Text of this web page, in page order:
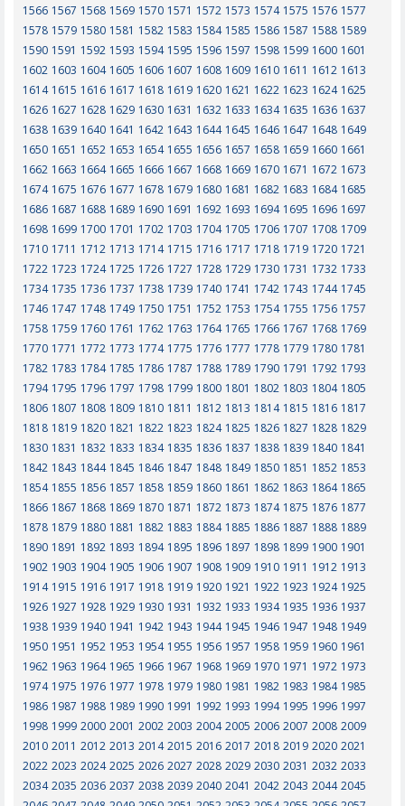
1566 1567 1568 1569 1570 1571 1572 1573 1574 1575 1576 1577
1578 1579 1580 1581 1582 1583 1584 1585 1586 1587 1588 1589
1590 1591 1592 1593 1594 1595 1596 1597 1598 1599 1600 1601
1602 1603 1604 1605 1606 1607 1608 1609 1610 1611 1612 1613
1614 1615 1616 1617 1618 1619 1620 1621 1622 1623 1624 1625
1626 1627 1628 1629 1630 1631 1632 1633 1634 1635 1636 1637
1638 1639 1640 1641 1642 1643 1644 1645 1646 1647 1648 1649
1650 1651 1652 1653 1654 1655 1656 1657 1658 1659 1660 1661
1662 1663 1664 1665 1666 1667 1668 1669 1670 1671 1672 1673
1674 1675 1676 1677 1678 1679 1680 1681 1682 1683 1684 1685
1686 1687 1688 1689 1690 1691 1692 1693 1694 1695 1696 1697
1698 1699 1700 1701 1702 1703 1704 1705 1706 1707 1708 1709
1710 1711 1712 1713 1714 1715 1716 1717 1718 1719 1720 1721
1722 1723 1724 1725 1726 1727 1728 1729 1730 1731 1732 1733
1734 1735 1736 1737 1738 1739 1740 1741 1742 1743 1744 1745
1746 1747 1748 1749 1750 1751 1752 1753 1754 1755 1756 1757
1758 1759 1760 1761 1762 1763 1764 1765 1766 1767 1768 1769
1770 1771 1772 1773 1774 1775 1776 1777 1778 1779 1780 1781
1782 1783 1784 1785 1786 1787 1788 1789 1790 1791 1792 1793
1794 1795 1796 1797 1798 1799 1800 1801 1802 1803 1804 1805
1806 1807 1808 1809 1810 1811 1812 1813 1814 1815 1816 1817
1818 1819 1820 1821 1822 1823 1824 1825 1826 1827 1828 1829
1830 1831 1832 1833 1834 1835 1836 1837 1838 1839 1840 1841
1842 1843 1844 1845 1846 1847 1848 1849 1850 1851 1852 1853
1854 1855 1856 1857 1858 1859 1860 1861 1862 1863 1864 1865
1866 1867 1868 1869 1870 1871 1872 1873 1874 1875 1876 1877
1878 1879 1880 1881 1882 1883 1884 1885 1886 1887 1888 1889
1890 1891 1892 1893 1894 1895 1896 1897 1898 1899 1900 1901
1902 1903 1904 1905 1906 1907 1908 1909 1910 1911 1912 1913
1914 1915 1916 1917 1918 1919 1920 1921 1922 1923 1924 1925
1926 1927 1928 1929 1930 1931 1932 1933 1934 1935 1936 1937
1938 1939 1940 1941 1942 1943 1944 1945 1946 1947 1948 1949
1950 1951 1952 1953 1954 1955 1956 1957 1958 1959 1960 1961
1962 1963 1964 1965 1966 1967 1968 1969 1970 1971 1972 1973
1974 1975 1976 1977 1978 1979 1980 1981 1982 1983 1984 1985
1986 1987 1988 1989 1990 1991 1992 1993 1994 1995 1996 1997
1998 1999 2000 2001 2002 2003 2004 2005 2006 2007 2008 2009
2010 2011 2012 2013 2014 2015 2016 2017 2018 2019 2020 2021
2022 2023 2024 2025 2026 2027 2028 2029 2030 2031 2032 2033
2034 2035 2036 2037 2038 2039 2040 2041 2042 2043 2044 2045